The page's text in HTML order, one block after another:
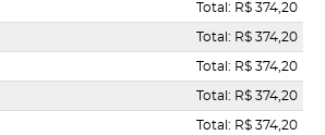
Total: R$ 374,20
Total: R$ 374,20
Total: R$ 374,20
Total: R$ 374,20
Total: R$ 374,20